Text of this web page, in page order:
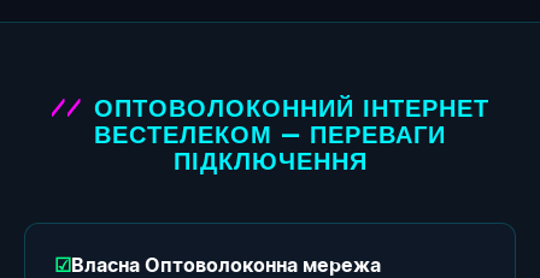
ОПТОВОЛОКОННИЙ ІНТЕРНЕТ
ВЕСТЕЛЕКОМ — ПЕРЕВАГИ
ПІДКЛЮЧЕННЯ
Власна Оптоволоконна мережа